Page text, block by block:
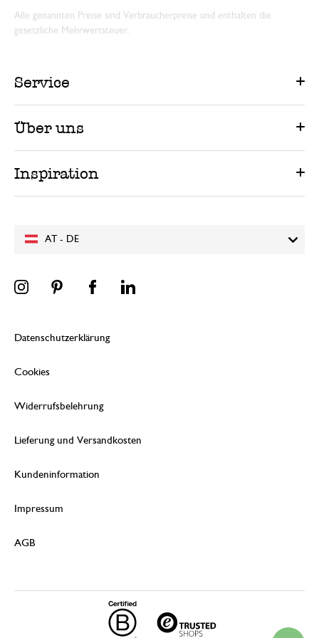
AT - DE
Alle genannten Preise sind Verbraucherpreise und enthalten die
gesetzliche Mehrwertsteuer.
Service
Über uns
Inspiration
Datenschutzerklärung
Cookies
Widerrufsbelehrung
Lieferung und Versandkosten
Kundeninformation
Impressum
AGB